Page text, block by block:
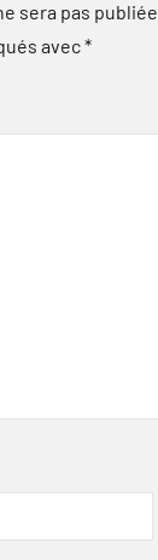
sera pas publiée.
avec*